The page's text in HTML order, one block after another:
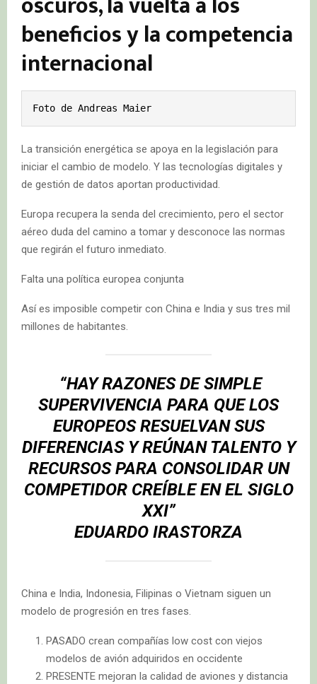
beneficios y la competencia
internacional
Foto de Andreas Maier
La transición energética se apoya en la legislación para
iniciar el cambio de modelo. Y las tecnologías digitales y
de gestión de datos aportan productividad.
Europa recupera la senda del crecimiento, pero el sector
aéreo duda del camino a tomar y desconoce las normas
que regirán el futuro inmediato.
Falta una política europea conjunta
Así es imposible competir con China e India y sus tres mil
millones de habitantes.
“HAY RAZONES DE SIMPLE
SUPERVIVENCIA PARA QUE LOS
EUROPEOS RESUELVAN SUS
DIFERENCIAS Y REÚNAN TALENTO Y
RECURSOS PARA CONSOLIDAR UN
COMPETIDOR CREÍBLE EN EL SIGLO
XXI”
EDUARDO IRASTORZA
China e India, Indonesia, Filipinas o Vietnam siguen un
modelo de progresión en tres fases.
PASADO crean compañías low cost con viejos
modelos de avión adquiridos en occidente
PRESENTE mejoran la calidad de aviones y distancia